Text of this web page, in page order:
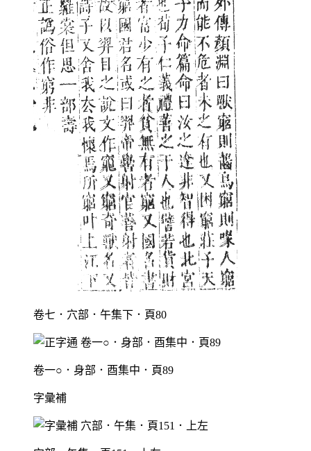
卷七．穴部．午集下．頁80
卷一○．身部．酉集中．頁89
字彙補